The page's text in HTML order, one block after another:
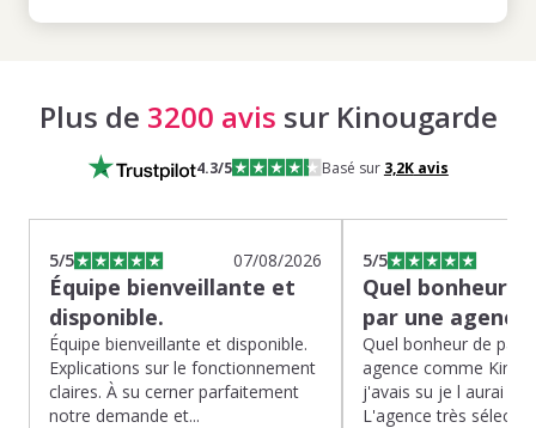
Plus de 3200 avis sur Kinougarde
4.3/5 Basé sur 3,2Kavis
5/5 07/08/2026
Équipe bienveillante et
disponible.
Équipe bienveillante et disponible.
Explications sur le fonctionnement
claires. À su cerner parfaitement
notre demande et...
5/5
Quel bonheur
par une
Quel bonheur de
agence comme
j'avais su je l aurai
L'agence très